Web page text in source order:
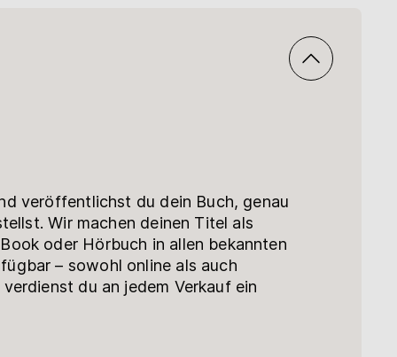
veröffentlichst du dein Buch, genau
Wir machen deinen Titel als
oder Hörbuch in allen bekannten
– sowohl online als auch
du an jedem Verkauf ein